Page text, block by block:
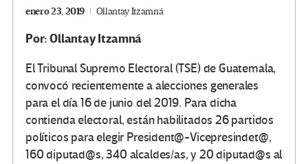
enero 23, 2019 Ollantay Itzamná
Por: Ollantay Itzamná
El Tribunal Supremo Electoral (TSE) de Guatemala,
convocó recientemente a alecciones generales
para el día 16 de junio del 2019. Para dicha
contienda electoral, están habilitados 26 partidos
políticos para elegir President@-Vicepresindet@,
160 diputad@s, 340 alcaldes/as, y 20 diputad@s al